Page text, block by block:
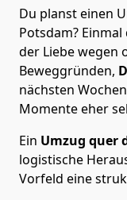
Du planst einen
Potsdam?
der Liebe wegen
Beweggründen,
nächsten
Momente eher
Ein Umzug quer
logistische
Vorfeld eine